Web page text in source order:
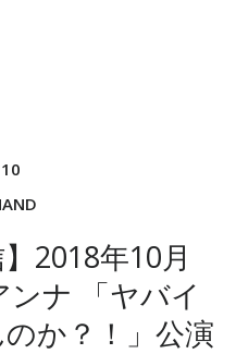
2018年10月
ンナ 「ヤバイ
か？！」公演